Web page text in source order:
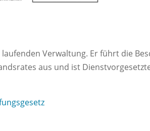
Verwaltung. Er führt die
aus und ist